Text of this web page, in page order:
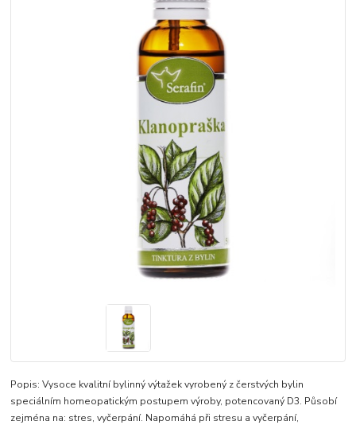
Popis: Vysoce kvalitní bylinný výtažek vyrobený z čerstvých bylin
speciálním homeopatickým postupem výroby, potencovaný D3. Působí
zejména na: stres, vyčerpání. Napomáhá při stresu a vyčerpání,